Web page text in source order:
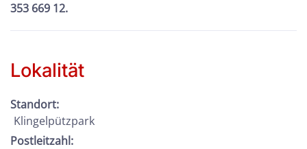
353 669 12.
Lokalität
Standort:
Klingelpützpark
Postleitzahl: